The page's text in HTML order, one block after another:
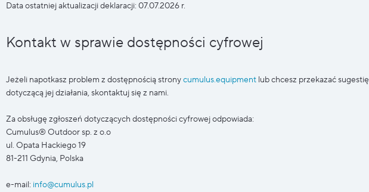
Data ostatniej aktualizacji deklaracji: 07.07.2026 r.
Kontakt w sprawie dostępności cyfrowej
Jeżeli napotkasz problem z dostępnością stronycumulus.equipment lub chcesz przekazać sugestię
dotyczącą jej działania, skontaktuj się z nami.
Za obsługę zgłoszeń dotyczących dostępności cyfrowej odpowiada:
Cumulus® Outdoor sp. z o.o
ul. Opata Hackiego 19
81-211 Gdynia, Polska
e-mail: info@cumulus.pl